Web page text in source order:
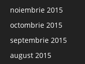
noiembrie 2015
octombrie 2015
septembrie 2015
august 2015